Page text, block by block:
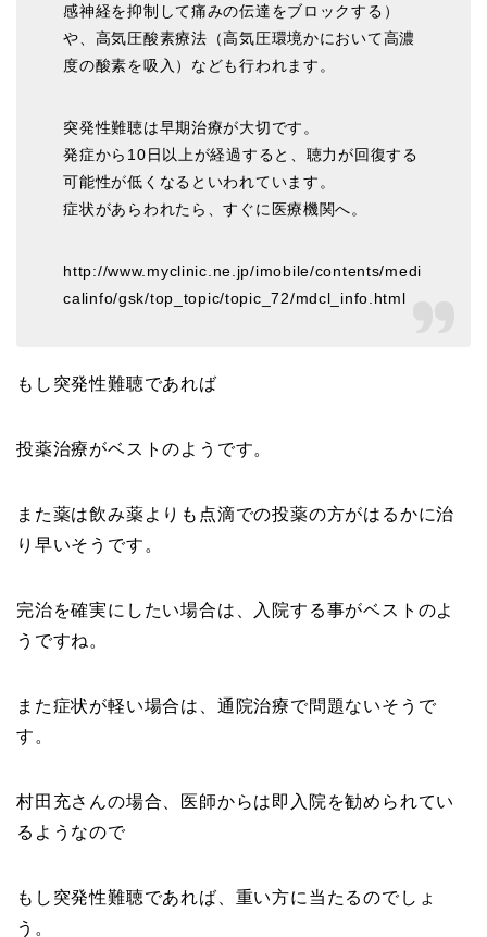
感神経を抑制して痛みの伝達をブロックする）
や、高気圧酸素療法（高気圧環境かにおいて高濃
度の酸素を吸入）なども行われます。
突発性難聴は早期治療が大切です。
発症から10日以上が経過すると、聴力が回復する
可能性が低くなるといわれています。
症状があらわれたら、すぐに医療機関へ。
http://www.myclinic.ne.jp/imobile/contents/medi
calinfo/gsk/top_topic/topic_72/mdcl_info.html
もし突発性難聴であれば
投薬治療がベストのようです。
また薬は飲み薬よりも点滴での投薬の方がはるかに治
り早いそうです。
完治を確実にしたい場合は、入院する事がベストのよ
うですね。
また症状が軽い場合は、通院治療で問題ないそうで
す。
村田充さんの場合、医師からは即入院を勧められてい
るようなので
もし突発性難聴であれば、重い方に当たるのでしょ
う。